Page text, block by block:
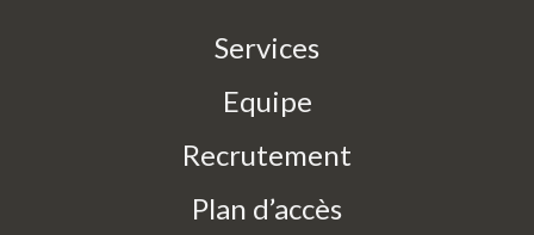
Services
Equipe
Recrutement
Plan d’accès